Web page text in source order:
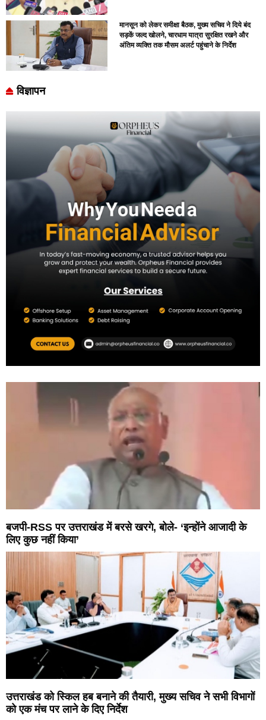
मानसून को लेकर समीक्षा बैठक, मुख्य सचिव ने दिये बंद
सड़कें जल्द खोलने, चारधाम यात्रा सुरक्षित रखने और
अंतिम व्यक्ति तक मौसम अलर्ट पहुंचाने के निर्देश
विज्ञापन
बजपी-RSS पर उत्तराखंड में बरसे खरगे, बोले- ‘इन्होंने आजादी के
लिए कुछ नहीं किया’
उत्तराखंड को स्किल हब बनाने की तैयारी, मुख्य सचिव ने सभी विभागों
को एक मंच पर लाने के दिए निर्देश